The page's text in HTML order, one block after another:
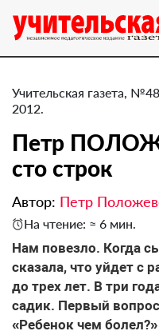
Учительская газета,
2012.
Петр
сто строк
Автор: Петр
На чтение: ≈ 6 мин.
​Нам повезло. Когда
сказала, что уйдет с
до трех лет. В три
садик. Первый
«Ребенок чем